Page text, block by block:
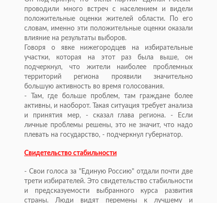
проводили много встреч с населением и видели
положительные оценки жителей области. По его
словам, именно эти положительные оценки оказали
влияние на результаты выборов.
Говоря о явке нижегородцев на избирательные
участки, которая на этот раз была выше, он
подчеркнул, что жители наиболее проблемных
территорий региона проявили значительно
большую активность во время голосования.
- Там, где больше проблем, там граждане более
активны, и наоборот. Такая ситуация требует анализа
и принятия мер, - сказал глава региона. - Если
личные проблемы решены, это не значит, что надо
плевать на государство, - подчеркнул губернатор.
Свидетельство стабильности
- Свои голоса за "Единую Россию" отдали почти две
трети избирателей. Это свидетельство стабильности
и предсказуемости выбранного курса развития
страны. Люди видят перемены к лучшему и